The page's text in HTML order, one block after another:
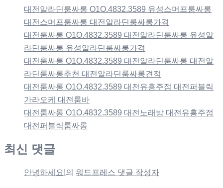
대전알라딘룸싸롱 O1O.4832.3589 유성스머프룸싸롱
대전스머프룸싸롱 대전알라딘룸싸롱가격
대전룸싸롱 O1O.4832.3589 대전알라딘룸싸롱 유성알
라딘룸싸롱 유성알라딘룸싸롱가격
대전룸싸롱 O1O.4832.3589 대전알라딘룸싸롱 대전알
라딘룸싸롱추천 대전알라딘룸싸롱견적
대전룸싸롱 O1O.4832.3589 대전유흥주점 대전퍼블릭
가라오케 대전룸바
대전룸싸롱 O1O.4832.3589 대전노래방 대전유흥주점
대전퍼블릭룸싸롱
최신 댓글
안녕하세요!의 워드프레스 댓글 작성자